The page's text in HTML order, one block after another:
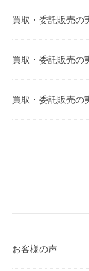
買取・委託販売の
買取・委託販売の
買取・委託販売の
お客様の声